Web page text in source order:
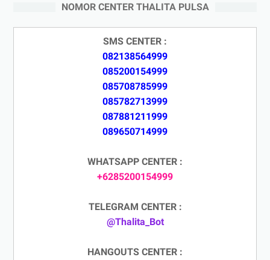
NOMOR CENTER THALITA PULSA
SMS CENTER :
082138564999
085200154999
085708785999
085782713999
087881211999
089650714999
WHATSAPP CENTER :
+6285200154999
TELEGRAM CENTER :
@Thalita_Bot
HANGOUTS CENTER :